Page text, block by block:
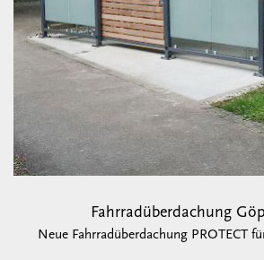
Fahrradüberdachung
Neue Fahrradüberdachung PROTECT